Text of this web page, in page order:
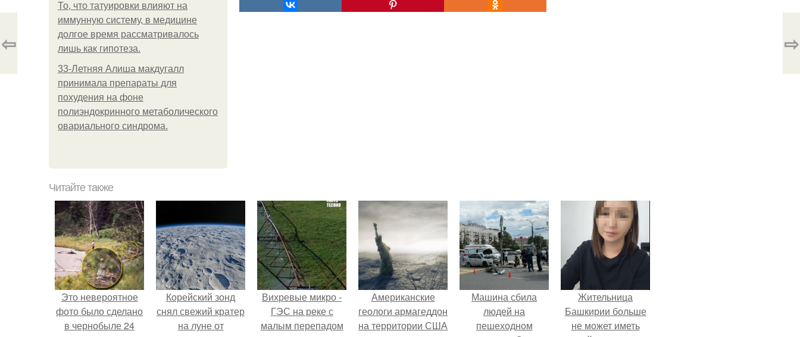
То, что татуировки влияют на
иммунную систему, в медицине
долгое время рассматривалось
лишь как гипотеза.
33-Летняя Алиша макдугалл
принимала препараты для
похудения на фоне
полиэндокринного метаболического
овариального синдрома.
⇦ ⇨
Читайте также
Это невероятное
фото было сделано
в чернобыле 24
Корейский зонд
снял свежий кратер
на луне от
Вихревые микро -
ГЭС на реке с
малым перепадом
Американские
геологи армагеддон
на территории США
Машина сбила
людей на
пешеходном
Жительница
Башкирии больше
не может иметь